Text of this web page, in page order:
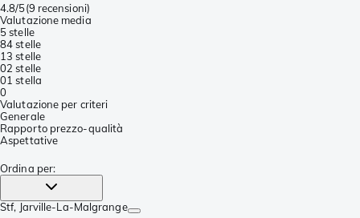
4.8/5(9 recensioni)
Valutazione media
5 stelle
84 stelle
13 stelle
02 stelle
01 stella
0
Valutazione per criteri
Generale
Rapporto prezzo-qualità
Aspettative
Ordina per:
Stf, Jarville-La-Malgrange